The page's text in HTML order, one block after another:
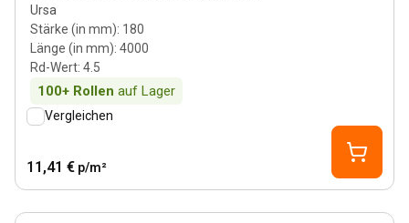
Ursa
Stärke (in mm): 180
Länge (in mm): 4000
Rd-Wert: 4.5
100+ Rollen auf Lager
Vergleichen
11,41 € p/m²